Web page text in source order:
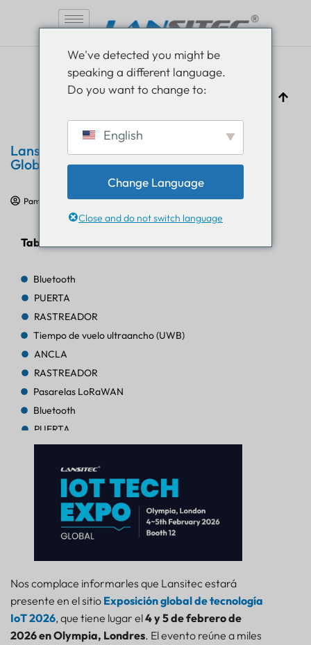
Lansitec asistirá a la IoT Tech Expo
Global 2026 en Londres
Pam Luthra 13 de diciembre de 2025 Eventos
Tabla de contenido
Bluetooth
PUERTA
RASTREADOR
Tiempo de vuelo ultraancho (UWB)
ANCLA
RASTREADOR
Pasarelas LoRaWAN
Bluetooth
PUERTA
RASTREADOR
RASTREADOR
AoA de Bluetooth
PUERTA
Bluetooth
PUERTA
Bluetooth
PUERTA
RASTREADOR
FARO
SENSOR
Nos complace informarles que Lansitec estará
presente en el sitio Exposición global de tecnología
IoT 2026, que tiene lugar el4 y 5 de febrero de
2026 en Olympia, Londres. El evento reúne a miles
We've detected you might be
speaking a different language.
Do you want to change to:
English
Change Language
Close and do not switch language